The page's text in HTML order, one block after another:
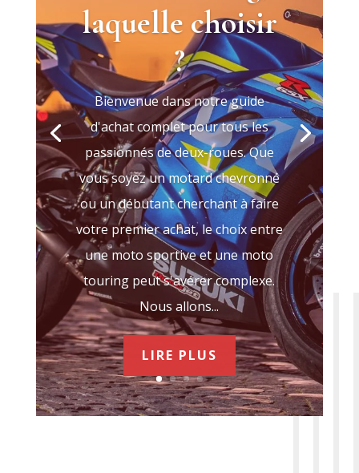
laquelle choisir
?
Bienvenue dans notre guide
d'achat complet pour tous les
passionnés de deux-roues. Que
vous soyez un motard chevronné
ou un débutant cherchant à faire
votre premier achat, le choix entre
une moto sportive et une moto
touring peut s'avérer complexe.
Nous allons...
LIRE PLUS